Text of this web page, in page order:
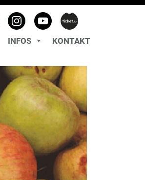
INFOS KONTAKT